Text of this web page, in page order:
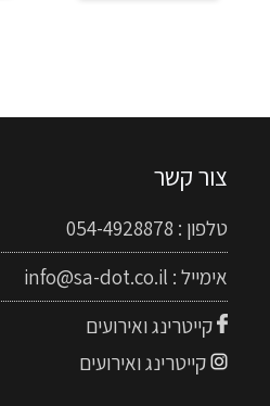
צור קשר
טלפון : 054-4928878
אימייל : info@sa-dot.co.il
קייטרינג ואירועים
קייטרינג ואירועים